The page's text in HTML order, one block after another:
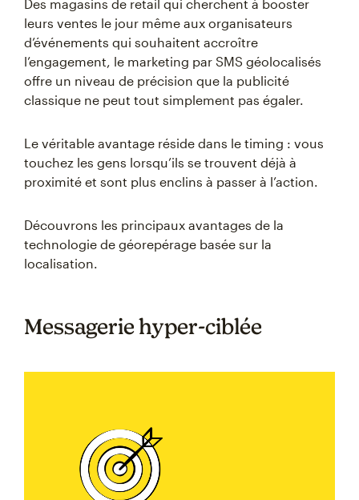
Des magasins de retail qui cherchent à booster
leurs ventes le jour même aux organisateurs
d’événements qui souhaitent accroître
l’engagement, le marketing par SMS géolocalisés
offre un niveau de précision que la publicité
classique ne peut tout simplement pas égaler.
Le véritable avantage réside dans le timing : vous
touchez les gens lorsqu’ils se trouvent déjà à
proximité et sont plus enclins à passer à l’action.
Découvrons les principaux avantages de la
technologie de géorepérage basée sur la
localisation.
Messagerie hyper-ciblée